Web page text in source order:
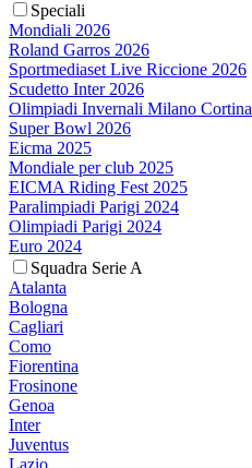
Speciali
Mondiali 2026
Roland Garros 2026
Sportmediaset Live Riccione 2026
Scudetto Inter 2026
Olimpiadi Invernali Milano
Super Bowl 2026
Eicma 2025
Mondiale per club 2025
EICMA Riding Fest 2025
Paralimpiadi Parigi 2024
Olimpiadi Parigi 2024
Euro 2024
Squadra Serie A
Atalanta
Bologna
Cagliari
Como
Fiorentina
Frosinone
Genoa
Inter
Juventus